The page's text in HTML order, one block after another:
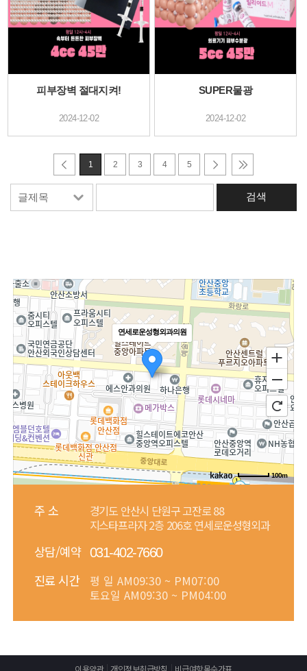
피부장벽 절대지켜!
2024-12-02
SUPER물광
2024-12-02
1 2 3 4 5
연세로운성형외과의원
100m
주 소
경기도 안산시 단원구 고잔로 88
지스타프라자 2층 206호 연세로운성형외과
상담/예약 031-402-7660
진료 시간 평 일 AM09:30 ~ PM07:00
토요일 AM09:30 ~ PM04:00